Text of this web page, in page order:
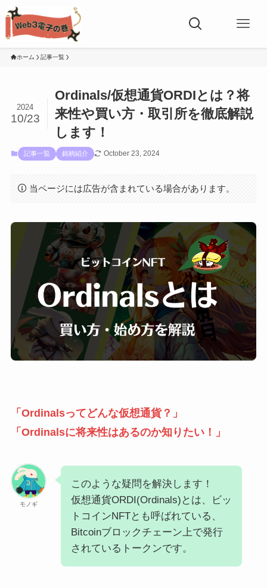
ホーム 記事一覧
Ordinals/仮想通貨ORDIとは？将
来性や買い方・取引所を徹底解説
します！
2024
10/23
記事一覧 銘柄紹介 October 23, 2024
当ページには広告が含まれている場合があります。
「Ordinalsってどんな仮想通貨？」
「Ordinalsに将来性はあるのか知りたい！」
モノギ
このような疑問を解決します！
仮想通貨ORDI(Ordinals)とは、ビッ
トコインNFTとも呼ばれている、
Bitcoinブロックチェーン上で発行
されているトークンです。